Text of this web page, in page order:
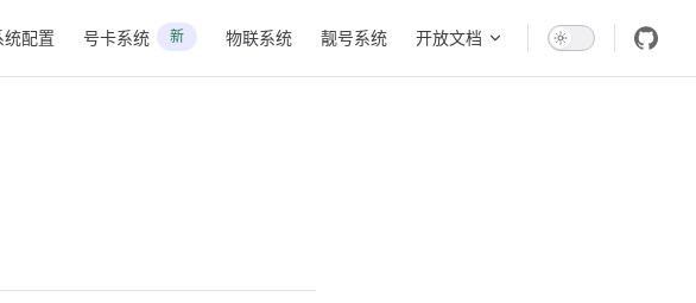
统配置 号卡系统 新 物联系统 靓号系统 开放文档